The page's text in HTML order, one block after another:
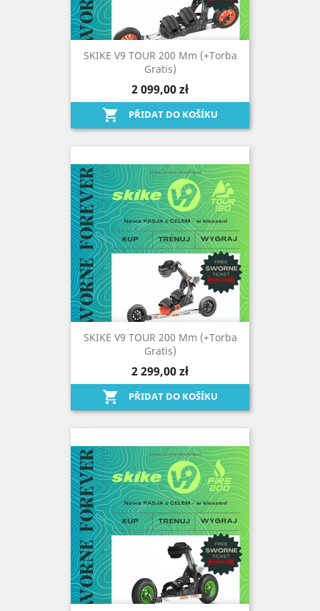
SKIKE V9 TOUR 200 Mm (+torba
Gratis)
2 099,00 zł
 PŘIDAT DO KOŠÍKU
SKIKE V9 TOUR 200 Mm (+torba
Gratis)
2 299,00 zł
 PŘIDAT DO KOŠÍKU